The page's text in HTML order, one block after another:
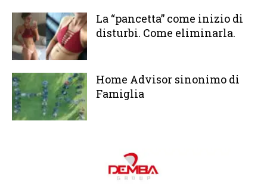
La “pancetta” come inizio di
disturbi. Come eliminarla.
Home Advisor sinonimo di
Famiglia